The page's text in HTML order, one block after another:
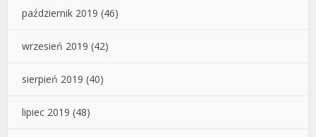
październik 2019 (46)
wrzesień 2019 (42)
sierpień 2019 (40)
lipiec 2019 (48)